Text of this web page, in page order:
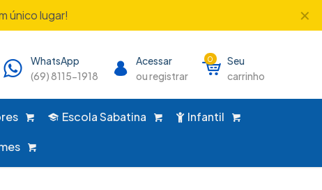
único lugar! ✕
WhatsApp
(69) 8115-1918
Acessar
ou registrar
0
Seu
carrinho
Escola Sabatina Infantil